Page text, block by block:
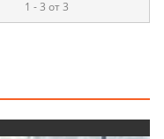
1 - 3 от 3